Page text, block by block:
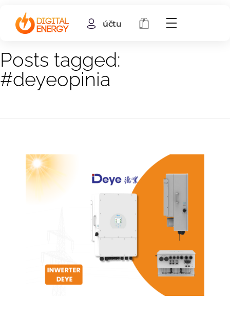
účtu
Home #deyeopinia
Posts tagged:
#deyeopinia